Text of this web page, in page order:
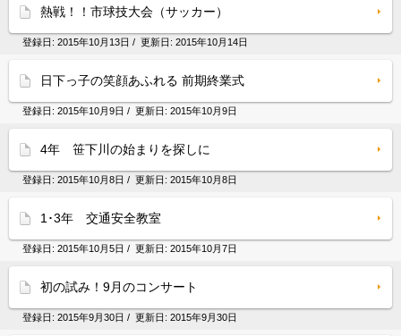
熱戦！！市球技大会（サッカー）
登録日: 2015年10月13日 / 更新日: 2015年10月14日
日下っ子の笑顔あふれる 前期終業式
登録日: 2015年10月9日 / 更新日: 2015年10月9日
4年 笹下川の始まりを探しに
登録日: 2015年10月8日 / 更新日: 2015年10月8日
1･3年 交通安全教室
登録日: 2015年10月5日 / 更新日: 2015年10月7日
初の試み！9月のコンサート
登録日: 2015年9月30日 / 更新日: 2015年9月30日